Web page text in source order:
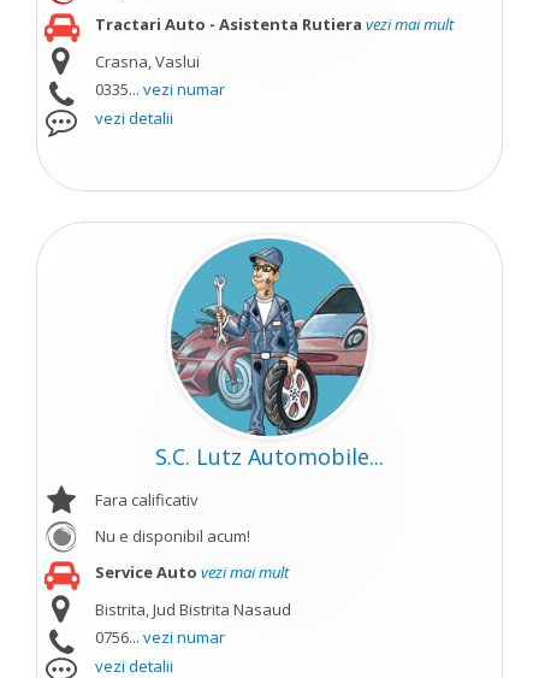
Tractari Auto - Asistenta Rutiera vezi mai mult
Crasna, Vaslui
0335... vezi numar
vezi detalii
S.C. Lutz Automobile...
Fara calificativ
Nu e disponibil acum!
Service Auto vezi mai mult
Bistrita, Jud Bistrita Nasaud
0756... vezi numar
vezi detalii